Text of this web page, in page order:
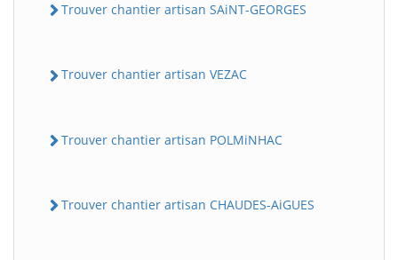
Trouver chantier artisan SAiNT-GEORGES
Trouver chantier artisan VEZAC
Trouver chantier artisan POLMiNHAC
Trouver chantier artisan CHAUDES-AiGUES